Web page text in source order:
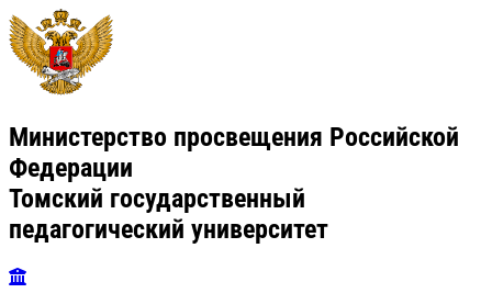
Министерство просвещения Российской
Федерации
Томский государственный
педагогический университет